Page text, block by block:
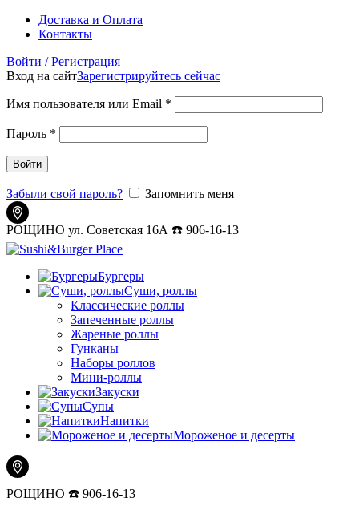
Доставка и Оплата
Контакты
Войти / Регистрация
Вход на сайтЗарегистрируйтесь сейчас
Имя пользователя или Email *
Пароль *
Войти
Забыли свой пароль? Запомнить меня
РОЩИНО ул. Советская 16А ☎️ 906-16-13
Бургеры
Суши, роллы
Классические роллы
Запеченные роллы
Жареные роллы
Гунканы
Наборы роллов
Мини-роллы
Закуски
Супы
Напитки
Мороженое и десерты
РОЩИНО ☎️ 906-16-13